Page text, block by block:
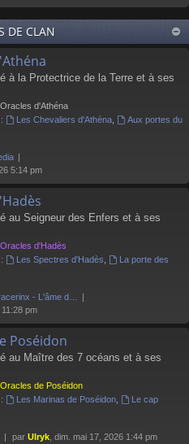
DE CLAN
à la Protectrice de la Terre et à ses
Oracles d'Athéna
Les Chevaliers d'Athéna,
Aux portes du
5:14 pm
au Seigneur des Enfers et à ses
Oracles d'Hadès
Les Spectres d'Hadès
La porte des
- L'âme d…
11:28 pm
Poséidon
au Maître des 7 océans et à ses
Oracles de Poséidon
Les Marinas de Poséidon,
Le cap
par Ulryk , dim. mai 17, 2026 1:44 pm